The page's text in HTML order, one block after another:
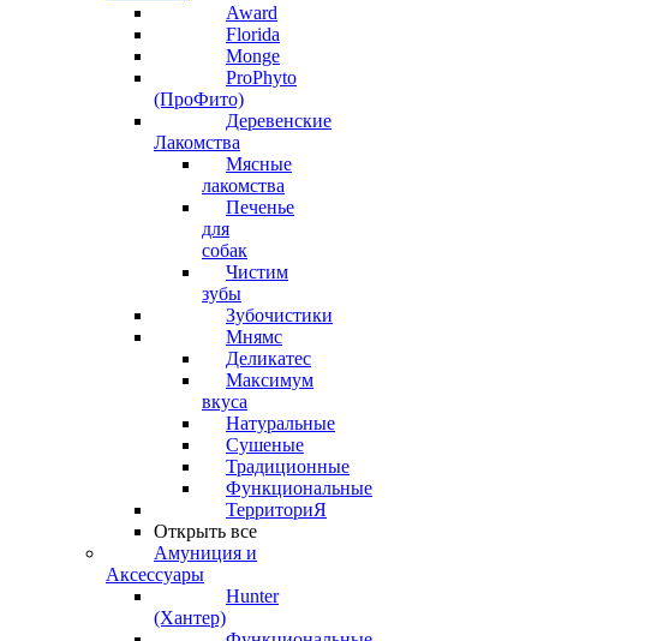
Award
Florida
Monge
ProPhyto
(ПроФито)
Деревенские
Лакомства
Мясные
лакомства
Печенье
для
собак
Чистим
зубы
Зубочистики
Мнямс
Деликатес
Максимум
вкуса
Натуральные
Сушеные
Традиционные
Функциональные
ТерриториЯ
Открыть все
Амуниция и
Аксессуары
Hunter
(Хантер)